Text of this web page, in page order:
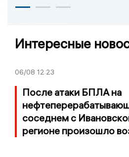
Интересные
06/08 12:23
После атаки БПЛА на
соседнем с
регионе произошло